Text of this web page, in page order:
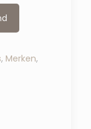
, Merken,